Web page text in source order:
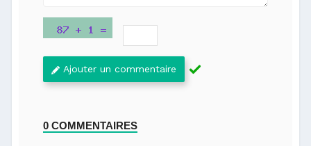
Ajouter un commentaire
0 COMMENTAIRES